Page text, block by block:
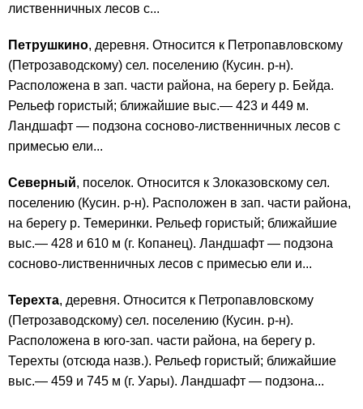
лиственничных лесов с...
Петрушкино, деревня. Относится к Петропавловскому
(Петрозаводскому) сел. поселению (Кусин. р-н).
Расположена в зап. части района, на берегу р. Бейда.
Рельеф гористый; ближайшие выс.— 423 и 449 м.
Ландшафт — подзона сосново-лиственничных лесов с
примесью ели...
Северный, поселок. Относится к Злоказовскому сел.
поселению (Кусин. р-н). Расположен в зап. части района,
на берегу р. Темеринки. Рельеф гористый; ближайшие
выс.— 428 и 610 м (г. Копанец). Ландшафт — подзона
сосново-лиственничных лесов с примесью ели и...
Терехта, деревня. Относится к Петропавловскому
(Петрозаводскому) сел. поселению (Кусин. р-н).
Расположена в юго-зап. части района, на берегу р.
Терехты (отсюда назв.). Рельеф гористый; ближайшие
выс.— 459 и 745 м (г. Уары). Ландшафт — подзона...